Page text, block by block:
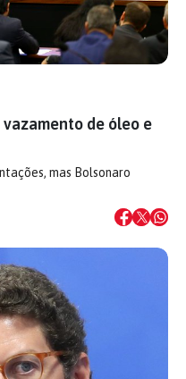
de óleo e
mas Bolsonaro